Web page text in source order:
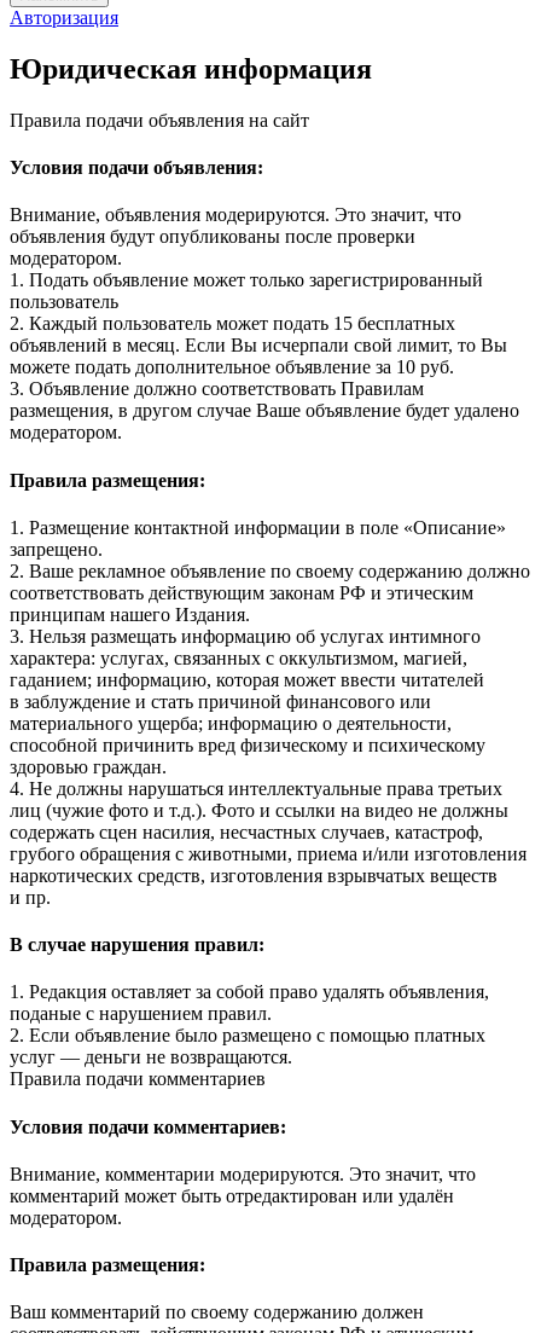
Авторизация
Юридическая информация
Правила подачи объявления на сайт
Условия подачи объявления:
Внимание, объявления модерируются. Это значит, что
объявления будут опубликованы после проверки
модератором.
1. Подать объявление может только зарегистрированный
пользователь
2. Каждый пользователь может подать 15 бесплатных
объявлений в месяц. Если Вы исчерпали свой лимит, то Вы
можете подать дополнительное объявление за 10 руб.
3. Объявление должно соответствовать Правилам
размещения, в другом случае Ваше объявление будет удалено
модератором.
Правила размещения:
1. Размещение контактной информации в поле «Описание»
запрещено.
2. Ваше рекламное объявление по своему содержанию должно
соответствовать действующим законам РФ и этическим
принципам нашего Издания.
3. Нельзя размещать информацию об услугах интимного
характера: услугах, связанных с оккультизмом, магией,
гаданием; информацию, которая может ввести читателей
в заблуждение и стать причиной финансового или
материального ущерба; информацию о деятельности,
способной причинить вред физическому и психическому
здоровью граждан.
4. Не должны нарушаться интеллектуальные права третьих
лиц (чужие фото и т.д.). Фото и ссылки на видео не должны
содержать сцен насилия, несчастных случаев, катастроф,
грубого обращения с животными, приема и/или изготовления
наркотических средств, изготовления взрывчатых веществ
и пр.
В случае нарушения правил:
1. Редакция оставляет за собой право удалять объявления,
поданые с нарушением правил.
2. Если объявление было размещено с помощью платных
услуг — деньги не возвращаются.
Правила подачи комментариев
Условия подачи комментариев:
Внимание, комментарии модерируются. Это значит, что
комментарий может быть отредактирован или удалён
модератором.
Правила размещения:
Ваш комментарий по своему содержанию должен